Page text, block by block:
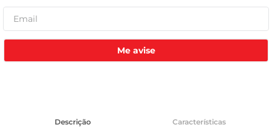
Me avise
Descrição Características